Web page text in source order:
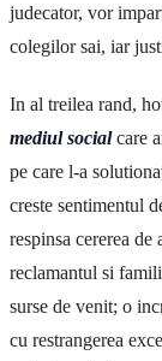
judecator, vor
colegilor sai, iar
In al treilea rand,
mediul socialcare
pe care l-a
creste sentimentul
respinsa cererea
reclamantul si
surse de venit; o
cu restrangerea